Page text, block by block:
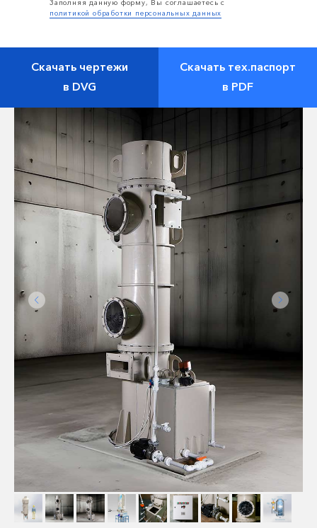
Заполняя данную форму, Вы соглашаетесь с
политикой обработки персональных данных
Скачать тех.паспорт
в PDF
Скачать чертежи
в DVG